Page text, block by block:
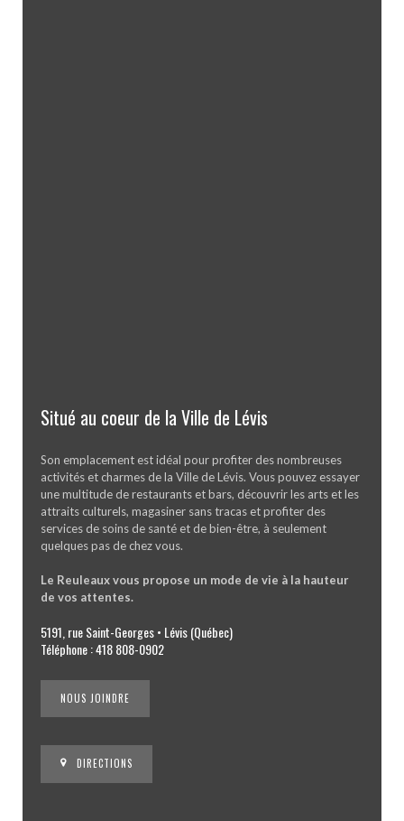
Situé au coeur de la Ville de Lévis
Son emplacement est idéal pour profiter des nombreuses
activités et charmes de la Ville de Lévis. Vous pouvez essayer
une multitude de restaurants et bars, découvrir les arts et les
attraits culturels, magasiner sans tracas et profiter des
services de soins de santé et de bien-être, à seulement
quelques pas de chez vous.
Le Reuleaux vous propose un mode de vie à la hauteur
de vos attentes.
5191, rue Saint-Georges • Lévis (Québec)
Téléphone : 418 808-0902
NOUS JOINDRE
DIRECTIONS